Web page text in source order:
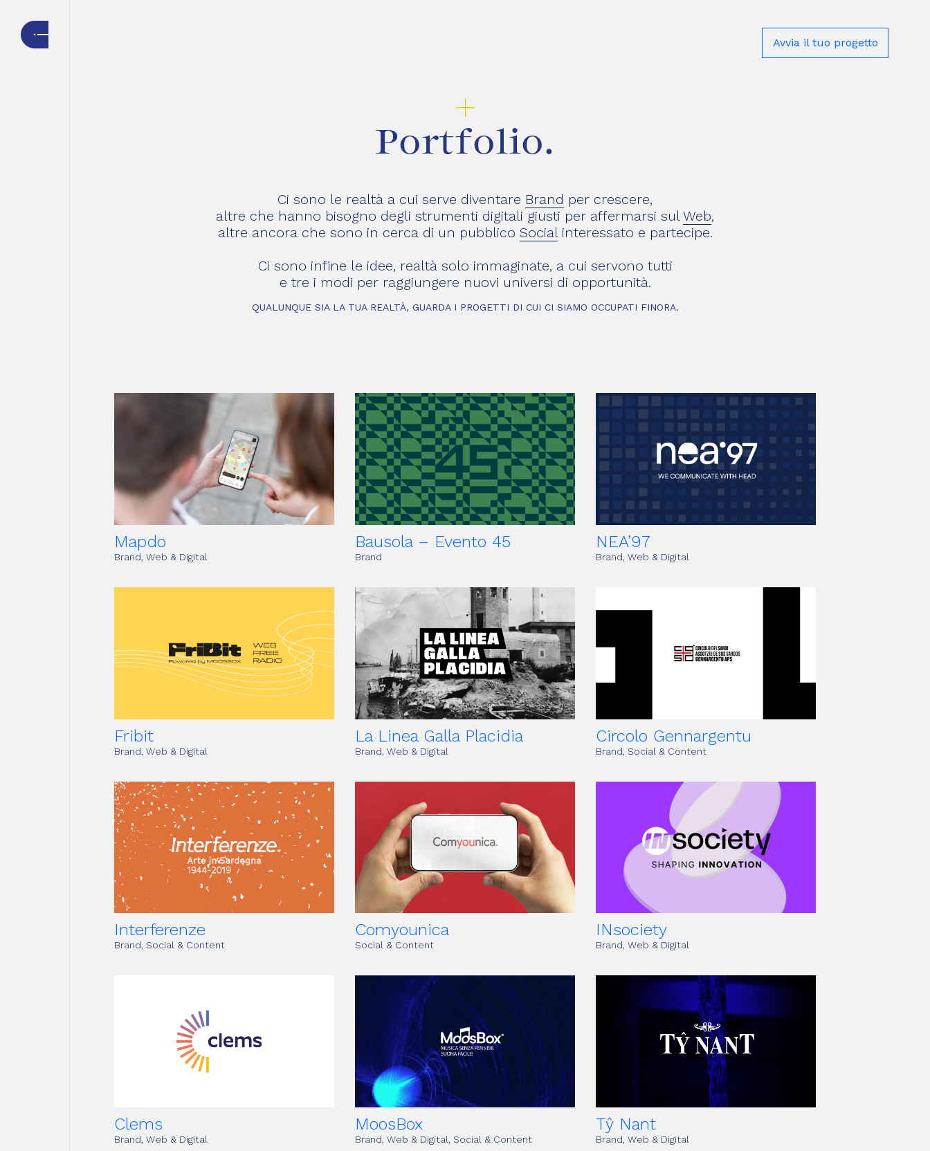
Avvia il tuo progetto
Avvia il tuo progetto
+
Portfolio.
Ci sono le realtà a cui serve diventare Brand per crescere,
altre che hanno bisogno degli strumenti digitali giusti per affermarsi sulWeb,
altre ancora che sono in cerca di un pubblico Socialinteressato e partecipe.
Ci sono infine le idee, realtà solo immaginate, a cui servono tutti
e tre i modi per raggiungere nuovi universi di opportunità.
QUALUNQUE SIA LA TUA REALTÀ, GUARDA I PROGETTI DI CUI CI SIAMO OCCUPATI FINORA.
Mapdo
Brand, Web & Digital
Bausola – Evento 45
Brand
NEA’97
Brand, Web & Digital
Fribit
Brand, Web & Digital
La Linea Galla Placidia
Brand, Web & Digital
Circolo Gennargentu
Brand, Social & Content
Interferenze
Brand, Social & Content
Comyounica
Social & Content
INsociety
Brand, Web & Digital
Clems
Brand, Web & Digital
MoosBox
Brand, Web & Digital, Social & Content
Tŷ Nant
Brand, Web & Digital
Avvia il tuo progetto
Avvia il tuo progetto
Avvia il tuo progetto
Avvia il tuo progetto